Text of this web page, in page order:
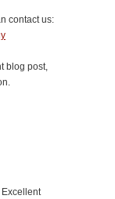
contact us:
blog post,